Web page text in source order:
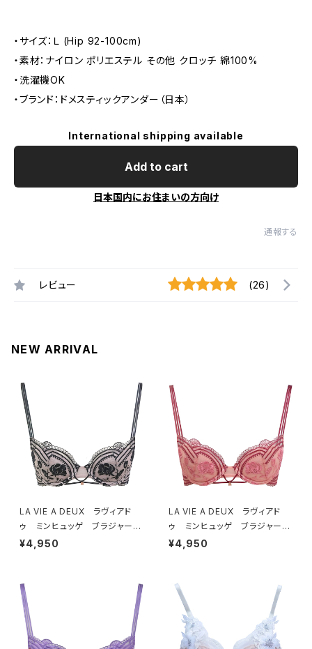
・サイズ：Ｌ (Hip 92-100cm)
・素材：ナイロン ポリエステル その他 クロッチ 綿100%
・洗濯機OK
・ブランド：ドメスティックアンダー（日本）
International shipping available
Add to cart
日本国内にお住まいの方向け
通報する
レビュー (26)
NEW ARRIVAL
LA VIE A DEUX ラヴィアド
ゥ ミンヒュッゲ ブラジャー
（ブラック）BRA BLACK 2249
¥4,950
LA VIE A DEUX ラヴィアド
ゥ ミンヒュッゲ ブラジャー
（ヒュッゲオレンジ）BRA HYGG
¥4,950